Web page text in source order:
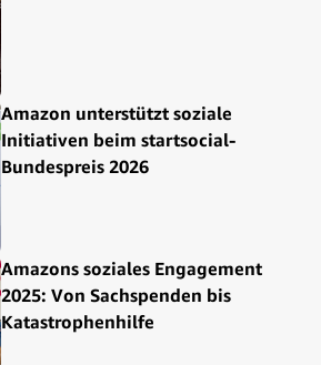
Amazon unterstützt soziale
Initiativen beim startsocial-
Bundespreis 2026
Amazons soziales Engagement
2025: Von Sachspenden bis
Katastrophenhilfe